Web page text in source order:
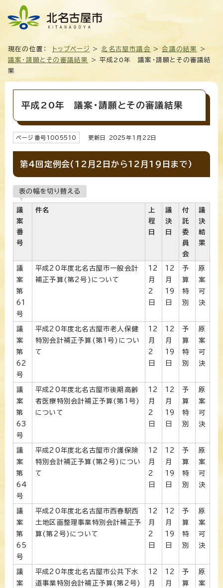
現在の位置： トップページ >北名古屋市議会 >会議の結果
>
議案・請願とその審議結果
> 平成20年 議案・請願とその審議結
果
平成20年 議案・請願とその審議結果
ページ番号1005510 更新日 2025年1月 22 日
第4回定例会(12月2日から12月19日まで)
表の幅を切り替える
議
案
番
号
件名
上
程
日
議
決
日
付
託
委
員
会
議
決
結
果
議
案
第
61
号
平成20年度北名古屋市一般会計
補正予算(第2号)について
12
月
2
日
12
月
19
日
予
算
特
別
原
案
可
決
議
案
第
62
号
平成20年度北名古屋市老人保健
特別会計補正予算(第1号)につい
て
12
月
2
日
12
月
19
日
予
算
特
別
原
案
可
決
議
案
第
63
号
平成20年度北名古屋市後期高齢
者医療特別会計補正予算(第1号)
について
12
月
2
日
12
月
19
日
予
算
特
別
原
案
可
決
議
案
第
64
号
平成20年度北名古屋市介護保険
特別会計補正予算(第2号)につい
て
12
月
2
日
12
月
19
日
予
算
特
別
原
案
可
決
議
案
第
65
号
平成20年度北名古屋市西春駅西
土地区画整理事業特別会計補正予
算(第2号)について
12
月
2
日
12
月
19
日
予
算
特
別
原
案
可
決
議
案
平成20年度北名古屋市公共下水
道事業特別会計補正予算(第2号)
12
月
12
月
予
算
原
案